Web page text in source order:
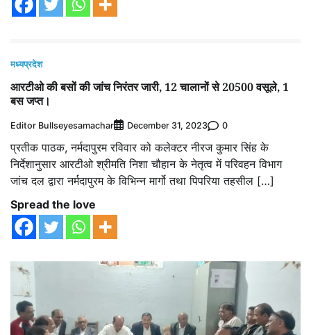
मध्यप्रदेश
आरटीओ की बसों की जांच निरंतर जारी, 12 चालानों से 20500 वसूले, 1
बस जप्त।
Editor Bullseyesamachar December 31, 2023 0
प्रतीक पाठक, नर्मदापुरम रविवार को कलेक्टर नीरज कुमार सिंह के
निर्देशानुसार आरटीओ श्रीमति निशा चौहान के नेतृत्व में परिवहन विभाग
जांच दल द्वारा नर्मदापुरम के विभिन्न मार्गो तथा पिपरिया तहसील […]
Spread the love